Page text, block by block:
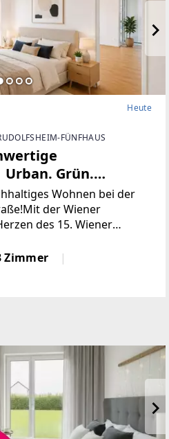
Heute
FÜNFHAUS
Grün.
Wohnen bei der
der Wiener
des 15. Wiener
Wohnprojekt, das
Energietechnik
Zimmer